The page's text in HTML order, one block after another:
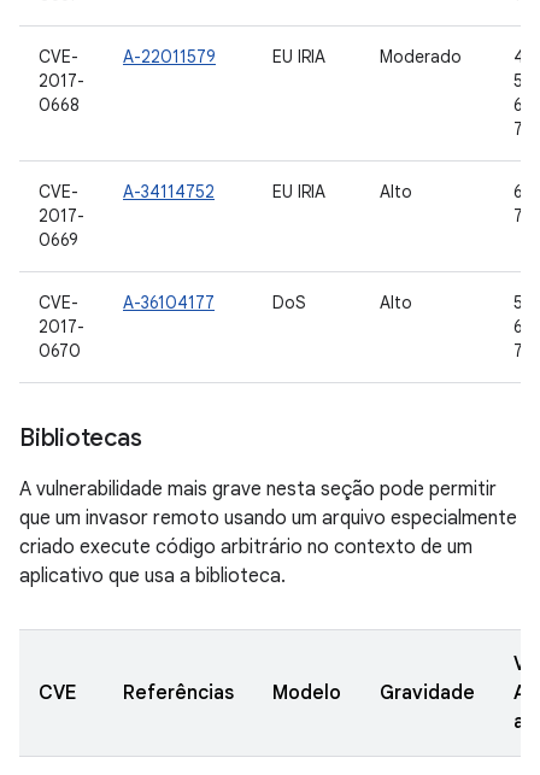
CVE-
2017-
0668
A-22011579 EU IRIA Moderado
CVE-
2017-
0669
A-34114752 EU IRIA Alto
CVE-
2017-
0670
A-36104177 DoS Alto
Bibliotecas
A vulnerabilidade mais grave nesta seção pode permitir
que um invasor remoto usando um arquivo especialmente
criado execute código arbitrário no contexto de um
aplicativo que usa a biblioteca.
CVE Referências Modelo Gravidade